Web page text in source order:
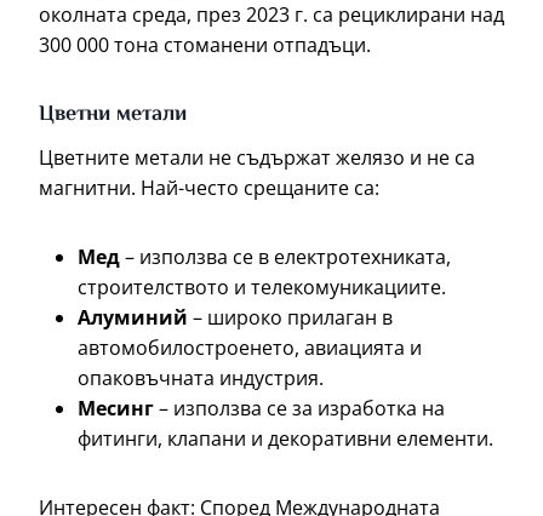
околната среда, през 2023 г. са рециклирани над
300 000 тона стоманени отпадъци.
Цветни метали
Цветните метали не съдържат желязо и не са
магнитни. Най-често срещаните са:
Мед– използва се в електротехниката,
строителството и телекомуникациите.
Алуминий – широко прилаган в
автомобилостроенето, авиацията и
опаковъчната индустрия.
Месинг– използва се за изработка на
фитинги, клапани и декоративни елементи.
Интересен факт: Според Международната